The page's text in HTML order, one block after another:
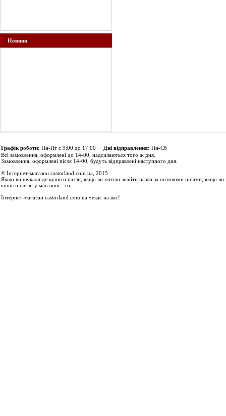
Новини
Графік роботи: Пн-Пт с 9:00 до 17:00 Дні відправлення: Пн-Сб
Всі замовлення, оформлені до 14-00, надсилаються того ж дня.
Замовлення, оформлені після 14-00, будуть відправлені наступного дня.
© Інтернет-магазин castorland.com.ua, 2015
Якщо ви шукали де купити пазли, якщо ви хотіли знайти пазли за оптовими цінами, якщо ви
купити пазли у магазині - то,
Інтернет-магазин castorland.com.ua чекає на вас!